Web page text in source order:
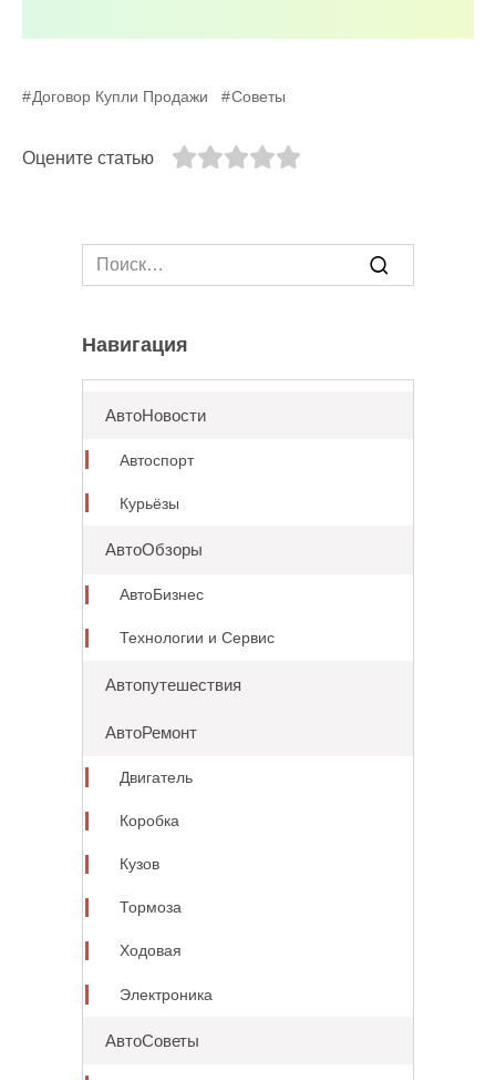
Договор Купли Продажи Советы
Оцените статью
Search
for:
Навигация
АвтоНовости
Автоспорт
Курьёзы
АвтоОбзоры
АвтоБизнес
Технологии и Сервис
Автопутешествия
АвтоРемонт
Двигатель
Коробка
Кузов
Тормоза
Ходовая
Электроника
АвтоСоветы